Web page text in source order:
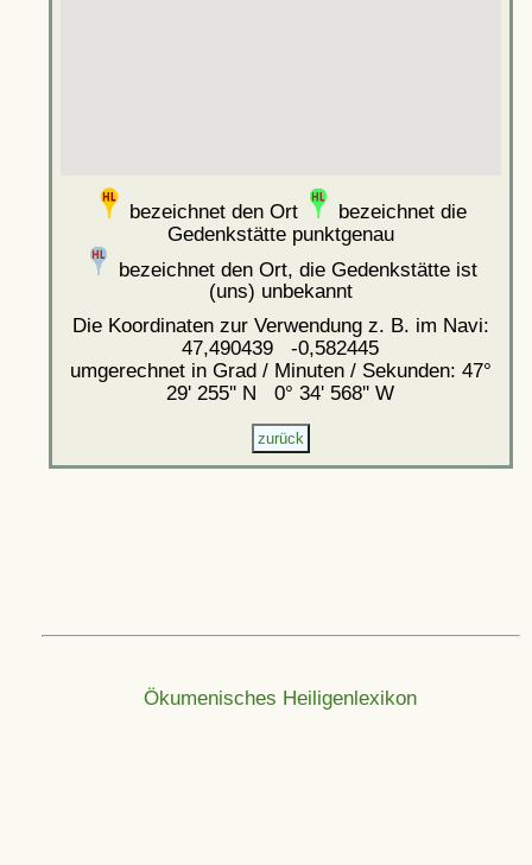
bezeichnet den Ort
bezeichnet die
Gedenkstätte punktgenau
bezeichnet den Ort, die Gedenkstätte ist
(uns) unbekannt
Die Koordinaten zur Verwendung z. B. im Navi:
47,490439 -0,582445
umgerechnet in Grad / Minuten / Sekunden: 47°
29' 255'' N 0° 34' 568'' W
Ökumenisches Heiligenlexikon